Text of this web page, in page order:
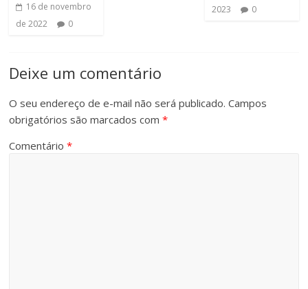
16 de novembro
de 2022
0
2023
0
Deixe um comentário
O seu endereço de e-mail não será publicado. Campos
obrigatórios são marcados com*
Comentário*